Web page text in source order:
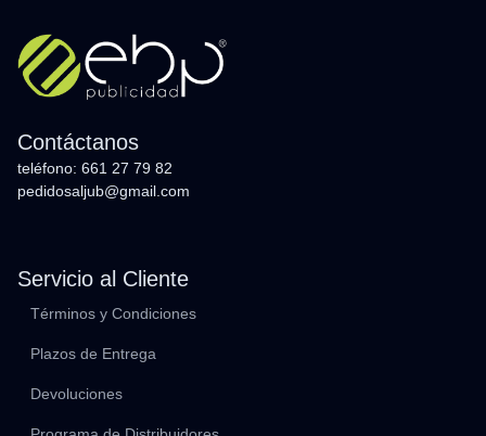
Contáctanos
teléfono: 661 27 79 82
pedidosaljub@gmail.com
Servicio al Cliente
Términos y Condiciones
Plazos de Entrega
Devoluciones